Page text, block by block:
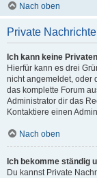
Nach oben
Private
Ich kann keine
Hierfür kann es drei
nicht angemeldet, oder
das komplette Forum
Administrator dir das
Kontaktiere einen
Nach oben
Ich bekomme ständig
Du kannst Private